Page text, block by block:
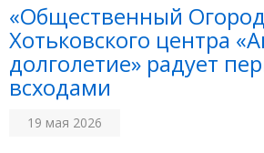
«Общественный
Хотьковского центра
долголетие» радует
всходами
19 мая 2026